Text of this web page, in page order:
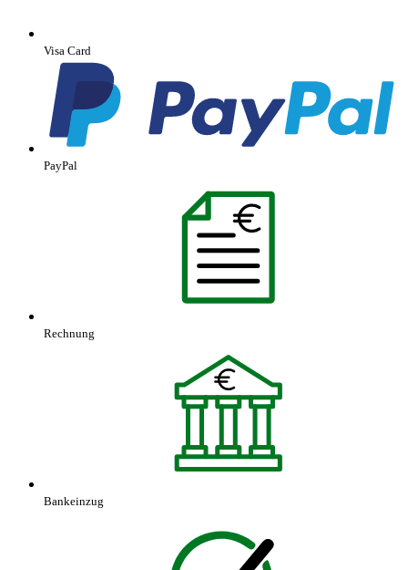
Visa Card
PayPal
Rechnung
Bankeinzug